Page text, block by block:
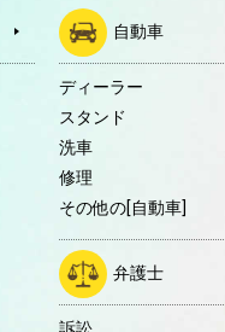
自動車
ディーラー
スタンド
洗車
修理
その他の[自動車]
弁護士